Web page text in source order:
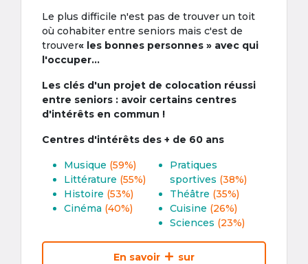
Le plus difficile n'est pas de trouver un toit
où cohabiter entre seniors mais c'est de
trouver« les bonnes personnes » avec qui
l'occuper...
Les clés d'un projet de colocation réussi
entre seniors : avoir certains centres
d'intérêts en commun !
Centres d'intérêts des + de 60 ans
Musique (59%)
Littérature (55%)
Histoire (53%)
Cinéma (40%)
Pratiques
sportives (38%)
Théâtre (35%)
Cuisine (26%)
Sciences (23%)
En savoir
sur